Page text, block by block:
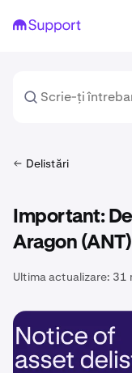
Delistări
Important:
Aragon (ANT)
Ultima actualizare: 31